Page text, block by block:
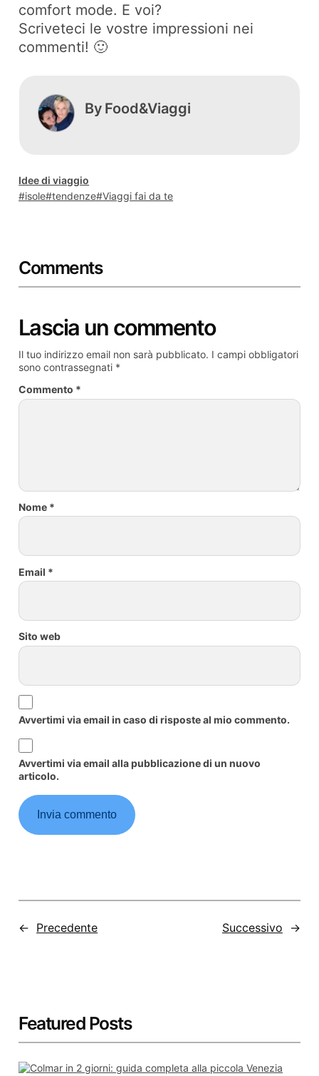
comfort mode. E voi?
Scriveteci le vostre impressioni nei
commenti! 🙂
By Food&Viaggi
Idee di viaggio
isole tendenze Viaggi fai da te
Comments
Lascia un commento
Il tuo indirizzo email non sarà pubblicato. I campi obbligatori
sono contrassegnati *
Commento *
Nome *
Email *
Sito web
Avvertimi via email in caso di risposte al mio commento.
Avvertimi via email alla pubblicazione di un nuovo
articolo.
← Precedente Successivo →
Featured Posts